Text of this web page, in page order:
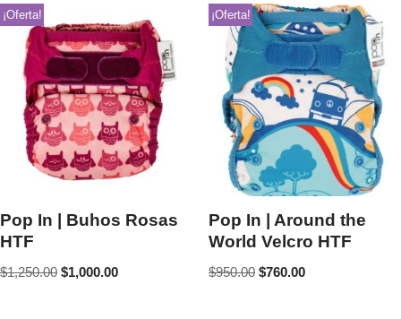
¡Oferta!
Pop In | Buhos Rosas
HTF
$1,250.00 $1,000.00
¡Oferta!
Pop In | Around the
World Velcro HTF
$950.00 $760.00